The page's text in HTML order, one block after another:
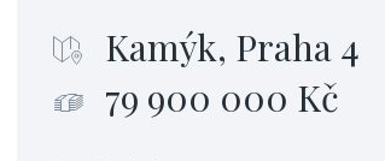
Kamýk, Praha 4
79 900 000 Kč